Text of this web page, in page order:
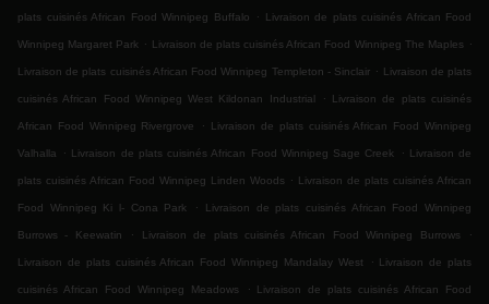
plats cuisinés African Food Winnipeg Buffalo . Livraison de plats cuisinés African Food
Winnipeg Margaret Park . Livraison de plats cuisinés African Food Winnipeg The Maples .
Livraison de plats cuisinés African Food Winnipeg Templeton - Sinclair . Livraison de plats
cuisinés African Food Winnipeg West Kildonan Industrial . Livraison de plats cuisinés
African Food Winnipeg Rivergrove . Livraison de plats cuisinés African Food Winnipeg
Valhalla . Livraison de plats cuisinés African Food Winnipeg Sage Creek . Livraison de
plats cuisinés African Food Winnipeg Linden Woods . Livraison de plats cuisinés African
Food Winnipeg Ki l- Cona Park . Livraison de plats cuisinés African Food Winnipeg
Burrows - Keewatin . Livraison de plats cuisinés African Food Winnipeg Burrows .
Livraison de plats cuisinés African Food Winnipeg Mandalay West . Livraison de plats
cuisinés African Food Winnipeg Meadows . Livraison de plats cuisinés African Food